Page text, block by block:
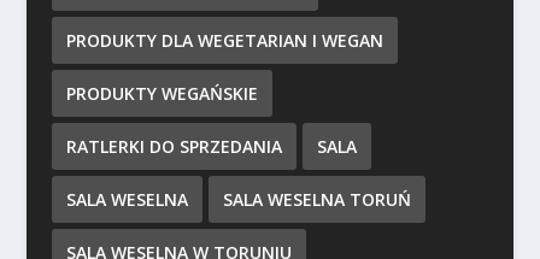
PRODUKTY DLA WEGETARIAN I WEGAN
PRODUKTY WEGAŃSKIE
RATLERKI DO SPRZEDANIA SALA
SALA WESELNA SALA WESELNA TORUŃ
SALA WESELNA W TORUNIU